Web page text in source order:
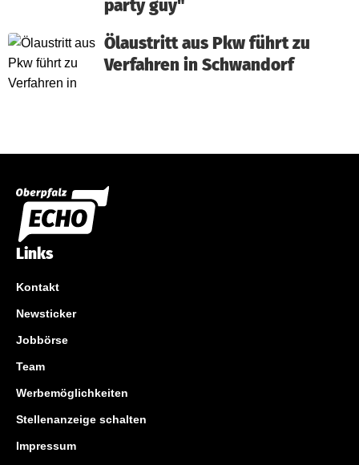
party guy"
Ölaustritt aus Pkw führt zu
Verfahren in Schwandorf
Links
Kontakt
Newsticker
Jobbörse
Team
Werbemöglichkeiten
Stellenanzeige schalten
Impressum